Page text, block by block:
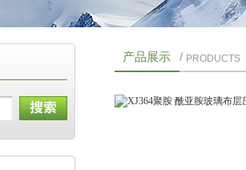
产品展示 / PRODUCTS